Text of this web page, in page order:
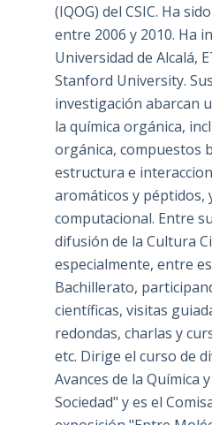
(IQOG) del CSIC. Ha
entre 2006 y 2010. Ha
Universidad de Alcalá,
Stanford University.
investigación abarcan
la química orgánica,
orgánica, compuestos
estructura e
aromáticos y péptidos,
computacional. Entre
difusión de la Cultura
especialmente, entre
Bachillerato,
científicas, visitas
redondas, charlas y
etc. Dirige el curso de
Avances de la Química
Sociedad" y es el